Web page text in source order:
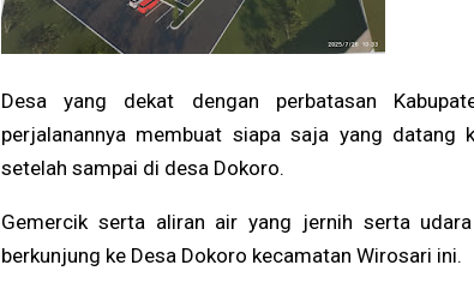
Desa yang dekat dengan perbatasan
perjalanannya membuat siapa saja yang datang
setelah sampai di desa Dokoro.
Gemercik serta aliran air yang jernih serta
berkunjung ke Desa Dokoro kecamatan Wirosari ini.